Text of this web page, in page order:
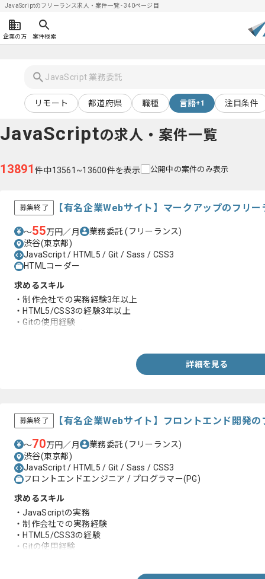
JavaScriptのフリーランス求人・案件一覧 - 340ページ目
企業の方 案件検索
リモート 都道府県 職種 言語+1 注目条件
JavaScriptの求人・案件一覧
13891 件中13561~13600件を表示 公開中の案件のみ表示
募集終了 【有名企業Webサイト】マークアップのフリ
〜55万円／月 業務委託(フリーランス)
渋谷(東京都)
JavaScript / HTML5 / Git / Sass / CSS3
HTMLコーダー
求めるスキル
・制作会社での実務経験3年以上
・HTML5/CSS3の経験3年以上
・Gitの使用経験
詳細を見る
募集終了 【有名企業Webサイト】フロントエンド開発
〜70万円／月 業務委託(フリーランス)
渋谷(東京都)
JavaScript / HTML5 / Git / Sass / CSS3
フロントエンドエンジニア / プログラマー(PG)
求めるスキル
・JavaScriptの実務
・制作会社での実務経験
・HTML5/CSS3の経験
・Gitの使用経験